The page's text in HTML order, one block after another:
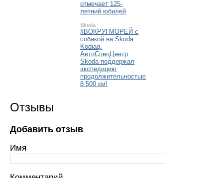
отмечает 125-
летний юбилей
Skoda
#ВОКРУГМОРЕЙ с
собакой на Skoda
Kodiaq.
АвтоСпецЦентр
Skoda поддержал
экспедицию
продолжительностью
8 500 км!
Отзывы
Добавить отзыв
Имя